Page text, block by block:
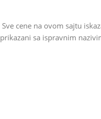
Sve cene na ovom sajtu
prikazani sa ispravnim